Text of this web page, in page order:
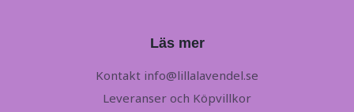
Läs mer
Kontakt info@lillalavendel.se
Leveranser och Köpvillkor